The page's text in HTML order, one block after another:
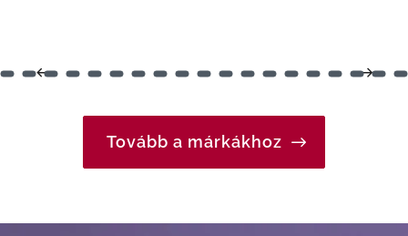
Tovább a márkákhoz